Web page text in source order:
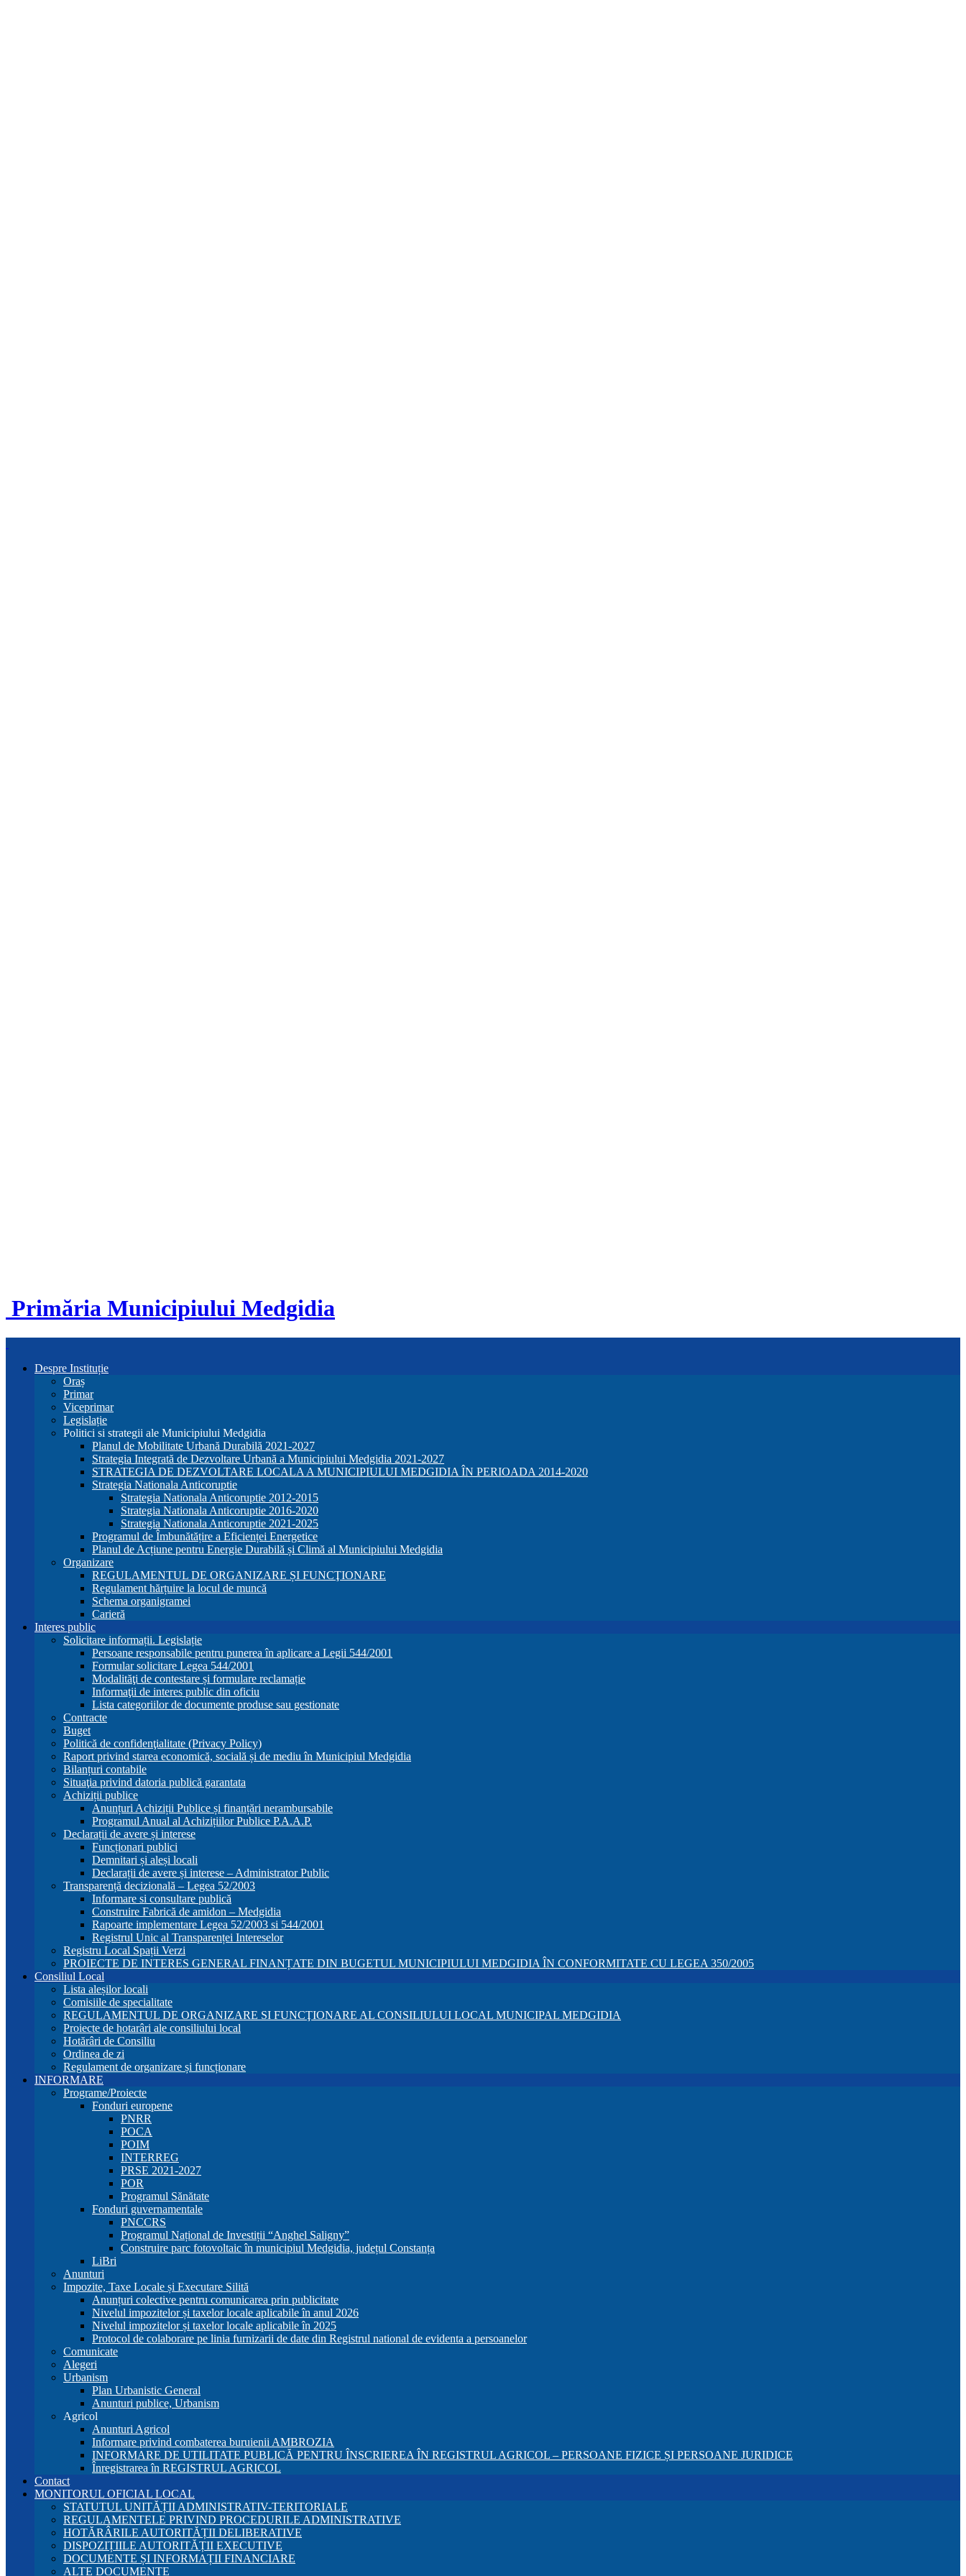
Primăria Municipiului Medgidia
Despre Instituție
Oraș
Primar
Viceprimar
Legislație
Politici si strategii ale Municipiului Medgidia
Planul de Mobilitate Urbană Durabilă 2021-2027
Strategia Integrată de Dezvoltare Urbană a Municipiului Medgidia 2021-2027
STRATEGIA DE DEZVOLTARE LOCALA A MUNICIPIULUI MEDGIDIA ÎN PERIOADA 2014-2020
Strategia Nationala Anticoruptie
Strategia Nationala Anticoruptie 2012-2015
Strategia Nationala Anticoruptie 2016-2020
Strategia Nationala Anticoruptie 2021-2025
Programul de Îmbunătățire a Eficienței Energetice
Planul de Acțiune pentru Energie Durabilă și Climă al Municipiului Medgidia
Organizare
REGULAMENTUL DE ORGANIZARE ȘI FUNCŢIONARE
Regulament hărțuire la locul de muncă
Schema organigramei
Carieră
Interes public
Solicitare informații. Legislație
Persoane responsabile pentru punerea în aplicare a Legii 544/2001
Formular solicitare Legea 544/2001
Modalităţi de contestare și formulare reclamație
Informaţii de interes public din oficiu
Lista categoriilor de documente produse sau gestionate
Contracte
Buget
Politică de confidenţialitate (Privacy Policy)
Raport privind starea economică, socială și de mediu în Municipiul Medgidia
Bilanțuri contabile
Situaţia privind datoria publică garantata
Achiziții publice
Anunțuri Achiziții Publice și finanțări nerambursabile
Programul Anual al Achizițiilor Publice P.A.A.P.
Declarații de avere și interese
Funcționari publici
Demnitari și aleși locali
Declarații de avere și interese – Administrator Public
Transparență decizională – Legea 52/2003
Informare si consultare publică
Construire Fabrică de amidon – Medgidia
Rapoarte implementare Legea 52/2003 si 544/2001
Registrul Unic al Transparenței Intereselor
Registru Local Spații Verzi
PROIECTE DE INTERES GENERAL FINANȚATE DIN BUGETUL MUNICIPIULUI MEDGIDIA ÎN CONFORMITATE CU LEGEA 350/2005
Consiliul Local
Lista aleșilor locali
Comisiile de specialitate
REGULAMENTUL DE ORGANIZARE SI FUNCŢIONARE AL CONSILIULUI LOCAL MUNICIPAL MEDGIDIA
Proiecte de hotarâri ale consiliului local
Hotărâri de Consiliu
Ordinea de zi
Regulament de organizare și funcționare
INFORMARE
Programe/Proiecte
Fonduri europene
PNRR
POCA
POIM
INTERREG
PRSE 2021-2027
POR
Programul Sănătate
Fonduri guvernamentale
PNCCRS
Programul Național de Investiții “Anghel Saligny”
Construire parc fotovoltaic în municipiul Medgidia, județul Constanța
LiBri
Anunturi
Impozite, Taxe Locale și Executare Silită
Anunțuri colective pentru comunicarea prin publicitate
Nivelul impozitelor și taxelor locale aplicabile în anul 2026
Nivelul impozitelor și taxelor locale aplicabile în 2025
Protocol de colaborare pe linia furnizarii de date din Registrul national de evidenta a persoanelor
Comunicate
Alegeri
Urbanism
Plan Urbanistic General
Anunturi publice, Urbanism
Agricol
Anunturi Agricol
Informare privind combaterea buruienii AMBROZIA
INFORMARE DE UTILITATE PUBLICĂ PENTRU ÎNSCRIEREA ÎN REGISTRUL AGRICOL – PERSOANE FIZICE ȘI PERSOANE JURIDICE
Înregistrarea în REGISTRUL AGRICOL
Contact
MONITORUL OFICIAL LOCAL
STATUTUL UNITĂȚII ADMINISTRATIV-TERITORIALE
REGULAMENTELE PRIVIND PROCEDURILE ADMINISTRATIVE
HOTĂRÂRILE AUTORITĂȚII DELIBERATIVE
DISPOZIȚIILE AUTORITĂȚII EXECUTIVE
DOCUMENTE ȘI INFORMAȚII FINANCIARE
ALTE DOCUMENTE